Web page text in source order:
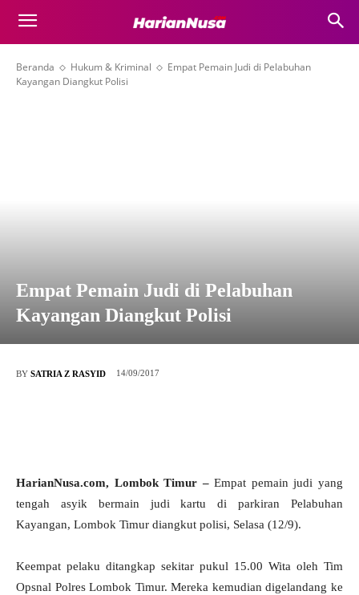
Beranda Hukum & Kriminal
Empat Pemain Judi di Pelabuhan
Kayangan Diangkut Polisi
Empat Pemain Judi di Pelabuhan
Kayangan Diangkut Polisi
BY SATRIA Z RASYID 14/09/2017
HarianNusa.com, Lombok Timur –Empat pemain judi yang
tengah asyik bermain judi kartu di parkiran Pelabuhan
Kayangan, Lombok Timur diangkut polisi, Selasa (12/9).
Keempat pelaku ditangkap sekitar pukul 15.00 Wita oleh Tim
Opsnal Polres Lombok Timur. Mereka kemudian digelandang ke